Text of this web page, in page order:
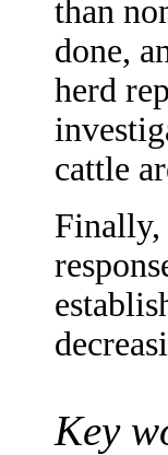
than
done,
herd
cattle
Finally,
Key